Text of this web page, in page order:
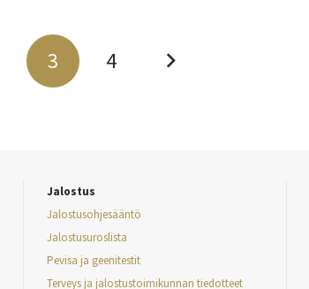
3 4
Jalostus
Jalostusohjesääntö
Jalostusuroslista
Pevisa ja geenitestit
Terveys ja jalostustoimikunnan tiedotteet